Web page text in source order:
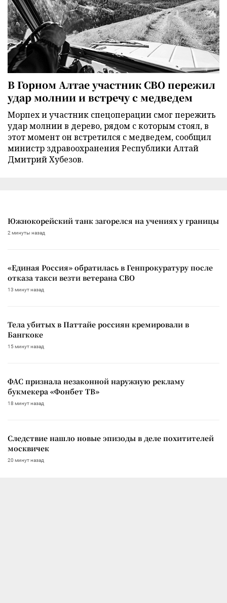
В Горном Алтае участник СВО пережил
удар молнии и встречу с медведем
Морпех и участник спецоперации смог пережить
удар молнии в дерево, рядом с которым стоял, в
этот момент он встретился с медведем, сообщил
министр здравоохранения Республики Алтай
Дмитрий Хубезов.
Южнокорейский танк загорелся на учениях у границы
2 минуты назад
«Единая Россия» обратилась в Генпрокуратуру после
отказа такси везти ветерана СВО
13 минут назад
Тела убитых в Паттайе россиян кремировали в
Бангкоке
15 минут назад
ФАС признала незаконной наружную рекламу
букмекера «Фонбет ТВ»
18 минут назад
Следствие нашло новые эпизоды в деле похитителей
москвичек
20 минут назад